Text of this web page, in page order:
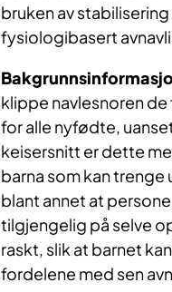
bruken av
fysiologibasert
klippe navlesnoren
for alle nyfødte,
keisersnitt er dette
barna som kan
blant annet at
tilgjengelig på selve
raskt, slik at barnet
fordelene med sen